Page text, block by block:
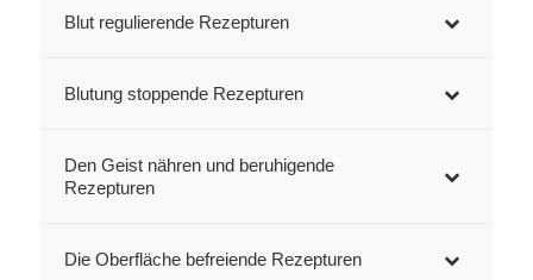
Blut regulierende Rezepturen
Blutung stoppende Rezepturen
Den Geist nähren und beruhigende
Rezepturen
Die Oberfläche befreiende Rezepturen